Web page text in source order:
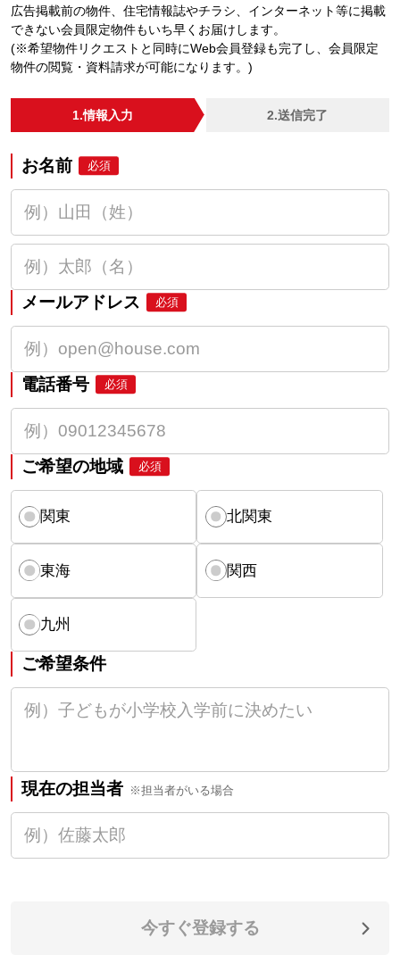
広告掲載前の物件、住宅情報誌やチラシ、インターネット等に掲載
できない会員限定物件もいち早くお届けします。
(※希望物件リクエストと同時にWeb会員登録も完了し、会員限定
物件の閲覧・資料請求が可能になります。)
1.情報入力 2.送信完了
お名前 必須
メールアドレス 必須
電話番号 必須
ご希望の地域 必須
関東 北関東
東海 関西
九州
ご希望条件
現在の担当者 ※担当者がいる場合
今すぐ登録する